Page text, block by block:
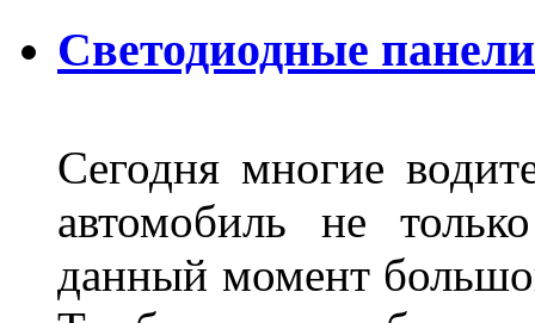
Светодиодные
Сегодня многие
автомобиль не
данный момент